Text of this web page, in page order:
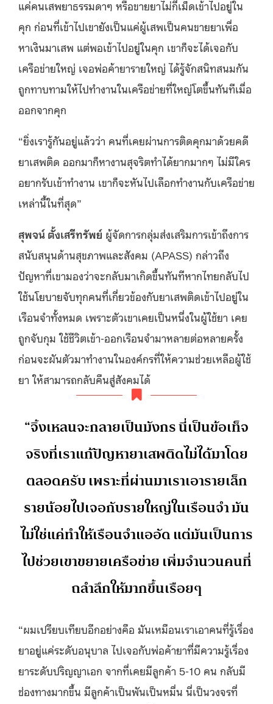
แค่คนเสพยาธรรมดาๆ หรือขายยาไม่กี่เม็ดเข้าไปอยู่ใน
คุก ก่อนที่เข้าไปเขายังเป็นแค่ผู้เสพเป็นคนขายยาเพื่อ
หาเงินมาเสพ แต่พอเข้าไปอยู่ในคุก เขาก็จะได้เจอกับ
เครือข่ายใหญ่ เจอพ่อค้ายารายใหญ่ ได้รู้จักสนิทสนมกัน
ถูกทาบทามให้ไปทำงานในเครือข่ายที่ใหญ่โตขึ้นทันทีเมื่อ
ออกจากคุก
“ยิ่งเรารู้กันอยู่แล้วว่า คนที่เคยผ่านการติดคุกมาด้วยคดี
ยาเสพติด ออกมาก็หางานสุจริตทำได้ยากมากๆ ไม่มีใคร
อยากรับเข้าทำงาน เขาก็จะหันไปเลือกทำงานกับเครือข่าย
เหล่านี้ในที่สุด”
สุพจน์ ตั้งเสรีทรัพย์ ผู้จัดการกลุ่มส่งเสริมการเข้าถึงการ
สนับสนุนด้านสุขภาพและสังคม (APASS) กล่าวถึง
ปัญหาที่เขามองว่าจะกลับมาเกิดขึ้นทันทีหากไทยกลับไป
ใช้นโยบายจับทุกคนที่เกี่ยวข้องกับยาเสพติดเข้าไปอยู่ใน
เรือนจำทั้งหมด เพราะตัวเขาเคยเป็นหนึ่งในผู้ใช้ยา เคย
ถูกจับกุม ใช้ชีวิตเข้า-ออกเรือนจำมาหลายต่อหลายครั้ง
ก่อนจะผันตัวมาทำงานในองค์กรที่ให้ความช่วยเหลือผู้ใช้
ยา ให้สามารถกลับคืนสู่สังคมได้
“จิ้งเหลนจะกลายเป็นมังกร นี่เป็นข้อเท็จ
จริงที่เราแก้ปัญหายาเสพติดไม่ได้มาโดย
ตลอดครับ เพราะที่ผ่านมาเราเอารายเล็ก
รายน้อยไปเจอกับรายใหญ่ในเรือนจำ มัน
ไม่ใช่แค่ทำให้เรือนจำแออัด แต่มันเป็นการ
ไปช่วยเขาขยายเครือข่าย เพิ่มจำนวนคนที่
ถลำลึกให้มากขึ้นเรือยๆ
“ผมเปรียบเทียบอีกอย่างคือ มันเหมือนเราเอาคนที่รู้เรื่อง
ยาอยู่แค่ระดับอนุบาล ไปเจอกับพ่อค้ายาที่มีความรู้เรื่อง
ยาระดับปริญญาเอก จากที่เคยมีลูกค้า 5-10 คน กลับมี
ช่องทางมากขึ้น มีลูกค้าเป็นพันเป็นหมื่น นี่เป็นวงจรที่